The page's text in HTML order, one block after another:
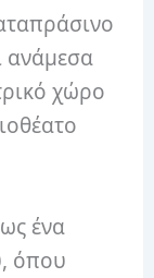
ανάμεσα
χώρο
ένα
όπου